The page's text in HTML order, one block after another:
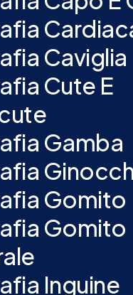
Caviglia
Cute E
Gamba
Gomito
Gomito
Inguine